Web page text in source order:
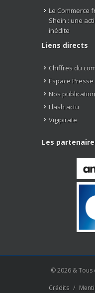
Le Commerce
Shein : une
inédite
Liens directs
Chiffres du
Espace Presse
Nos
Flash actu
Vigipirate
Les
© 2026 & Tous
Crédits /